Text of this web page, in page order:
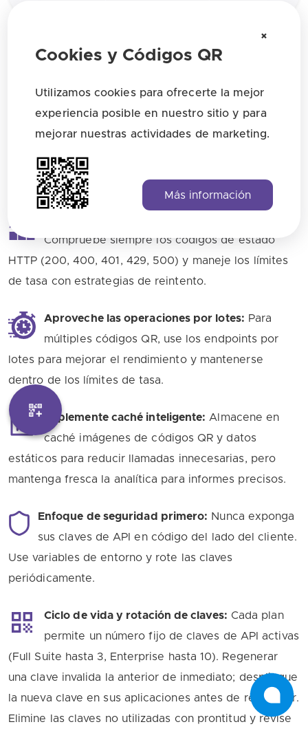
Mejores prácticas
Use códigos QR dinámicos:Siempre que sea
posible, genere códigos QR dinámicos a través
de la API. Estos permiten actualizar el contenido sin
volver a imprimir, rastrear analíticas detalladas y
realizar pruebas A/B.
Compruebe siempre los códigos de estado
HTTP (200, 400, 401, 429, 500) y maneje los límites
de tasa con estrategias de reintento.
Aproveche las operaciones por lotes: Para
múltiples códigos QR, use los endpoints por
lotes para mejorar el rendimiento y mantenerse
dentro de los límites de tasa.
Implemente caché inteligente: Almacene en
caché imágenes de códigos QR y datos
estáticos para reducir llamadas innecesarias, pero
mantenga fresca la analítica para informes precisos.
Enfoque de seguridad primero: Nunca exponga
sus claves de API en código del lado del cliente.
Use variables de entorno y rote las claves
periódicamente.
Ciclo de vida y rotación de claves: Cada plan
permite un número fijo de claves de API activas
(Full Suite hasta 3, Enterprise hasta 10). Regenerar
una clave invalida la anterior de inmediato; despliegue
la nueva clave en sus aplicaciones antes de regenerar.
Elimine las claves no utilizadas con prontitud y revise
×
Cookies y Códigos QR
Utilizamos cookies para ofrecerte la mejor
experiencia posible en nuestro sitio y para
mejorar nuestras actividades de marketing.
Más información